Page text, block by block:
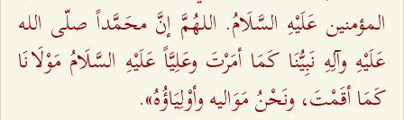
المؤمنين عَلَيْهِ‌ السَّلَامُ. اللـهُمَّ إنَّ محَمَّداً صلّى اللـه
عَلَيْهِ وآلِهِ نَبِيُّنَا كَمَا أمَرْتَ وعَلِيَّاً عَلَيْهِ السَّلَامُ مَوْلَانَا
كَمَا أقَمْتَ، ونَحْنُ مَوَاليه وأوْلِيَاؤُهُ».